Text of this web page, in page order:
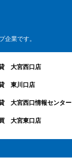
企業です。
大宮西口店
東川口店
大宮西口情報センター
大宮東口店